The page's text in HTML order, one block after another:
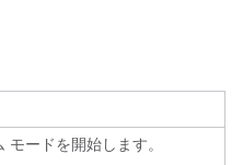
モードを開始します。